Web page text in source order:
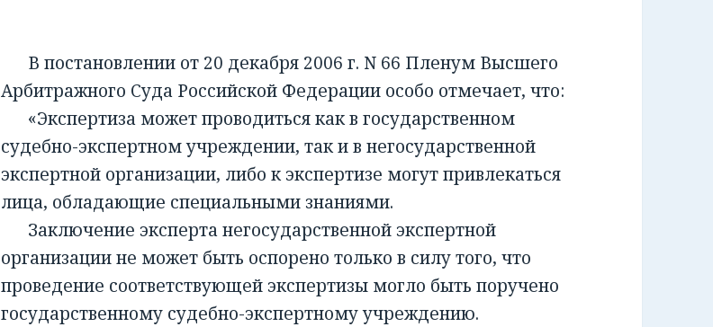
В постановлении от 20 декабря 2006 г. N 66 Пленум Высшего
Арбитражного Суда Российской Федерации особо отмечает, что:
«Экспертиза может проводиться как в государственном
судебно-экспертном учреждении, так и в негосударственной
экспертной организации, либо к экспертизе могут привлекаться
лица, обладающие специальными знаниями.
Заключение эксперта негосударственной экспертной
организации не может быть оспорено только в силу того, что
проведение соответствующей экспертизы могло быть поручено
государственному судебно-экспертному учреждению.